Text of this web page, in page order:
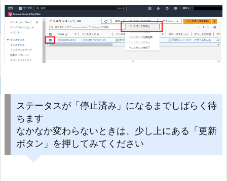
ステータスが「停止済み」になるまでしばらく待
ちます
なかなか変わらないときは、少し上にある「更新
ボタン」を押してみてください